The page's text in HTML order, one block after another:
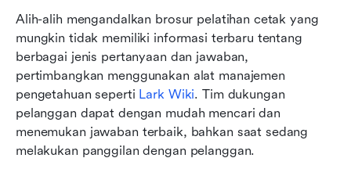
Alih-alih mengandalkan brosur pelatihan cetak yang
mungkin tidak memiliki informasi terbaru tentang
berbagai jenis pertanyaan dan jawaban,
pertimbangkan menggunakan alat manajemen
pengetahuan seperti Lark Wiki. Tim dukungan
pelanggan dapat dengan mudah mencari dan
menemukan jawaban terbaik, bahkan saat sedang
melakukan panggilan dengan pelanggan.